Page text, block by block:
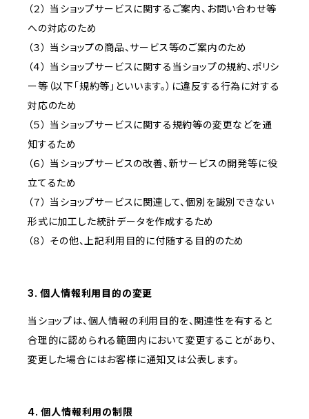
（２） 当ショップサービスに関するご案内、お問い合わせ等
への対応のため
（３） 当ショップの商品、サービス等のご案内のため
（４） 当ショップサービスに関する当ショップの規約、ポリシ
ー等（以下「規約等」といいます。）に違反する行為に対する
対応のため
（５） 当ショップサービスに関する規約等の変更などを通
知するため
（６） 当ショップサービスの改善、新サービスの開発等に役
立てるため
（７） 当ショップサービスに関連して、個別を識別できない
形式に加工した統計データを作成するため
（８） その他、上記利用目的に付随する目的のため
3. 個人情報利用目的の変更
当ショップは、個人情報の利用目的を、関連性を有すると
合理的に認められる範囲内において変更することがあり、
変更した場合にはお客様に通知又は公表します。
4. 個人情報利用の制限